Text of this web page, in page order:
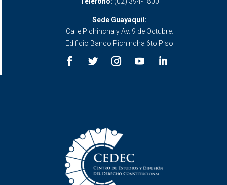
Sede Guayaquil:
Calle Pichincha y Av. 9 de Octubre.
Edificio Banco Pichincha 6to Piso